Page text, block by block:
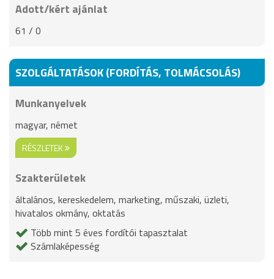
Adott/kért ajánlat
61 / 0
SZOLGÁLTATÁSOK (FORDÍTÁS, TOLMÁCSOLÁS)
Munkanyelvek
magyar, német
RÉSZLETEK
Szakterületek
általános, kereskedelem, marketing, műszaki, üzleti,
hivatalos okmány, oktatás
Több mint 5 éves fordítói tapasztalat
Számlaképesség